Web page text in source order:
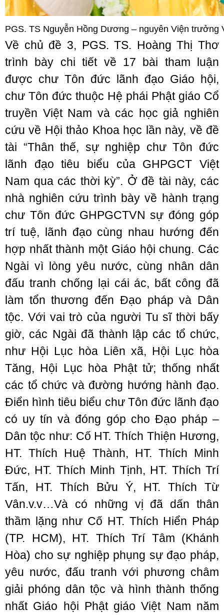
PGS. TS Nguyễn Hồng Dương – nguyên Viện
Về chủ đề 3, PGS. TS. Hoàng Thị Thơ
trình bày chi tiết về 17 bài tham luận
được chư Tôn đức lãnh đạo Giáo hội,
chư Tôn đức thuộc Hệ phái Phật giáo Cổ
truyền Việt Nam và các học giả nghiên
cứu về Hội thảo Khoa học lần này, về đề
tài “Thân thế, sự nghiệp chư Tôn đức
lãnh đạo tiêu biểu của GHPGCT Việt
Nam qua các thời kỳ”. Ở đề tài này, các
nhà nghiên cứu trình bày về hành trạng
chư Tôn đức GHPGCTVN sự đóng góp
trí tuệ, lãnh đạo cùng nhau hướng đến
hợp nhất thành một Giáo hội chung. Các
Ngài vì lòng yêu nước, cùng nhân dân
đấu tranh chống lại cái ác, bất công đã
làm tổn thương đến Đạo pháp và Dân
tộc. Với vai trò của người Tu sĩ thời bấy
giờ, các Ngài đã thành lập các tổ chức,
như Hội Lục hòa Liên xã, Hội Lục hòa
Tăng, Hội Lục hòa Phật tử; thống nhất
các tổ chức và đường hướng hành đạo.
Điển hình tiêu biểu chư Tôn đức lãnh đạo
có uy tín và đóng góp cho Đạo pháp –
Dân tộc như: Cố HT. Thích Thiện Hương,
HT. Thích Huệ Thành, HT. Thích Minh
Đức, HT. Thích Minh Tịnh, HT. Thích Trí
Tấn, HT. Thích Bửu Ý, HT. Thích Từ
Vân.v.v…Và có những vị đã dấn thân
thầm lặng như Cố HT. Thích Hiển Pháp
(TP. HCM), HT. Thích Trí Tâm (Khánh
Hòa) cho sự nghiệp phụng sự đạo pháp,
yêu nước, đấu tranh với phương châm
giải phóng dân tộc và hình thành thống
nhất Giáo hội Phật giáo Việt Nam năm